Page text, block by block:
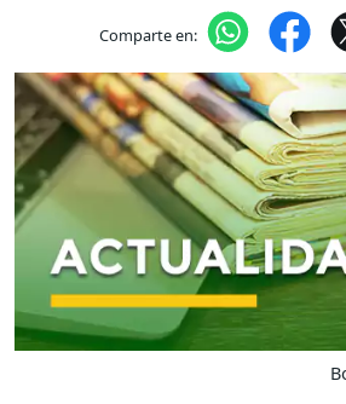
Comparte en: